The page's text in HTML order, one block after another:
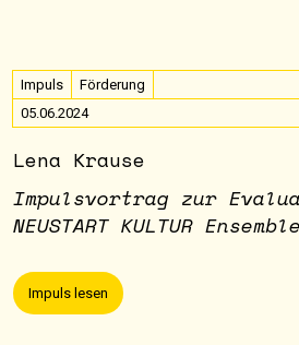
Impuls
Förderung
05.06.2024
Lena Krause
Impulsvortrag zur
NEUSTART KULTUR
Impuls lesen